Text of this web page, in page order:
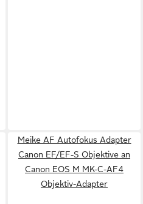
Meike AF Autofokus Adapter
Canon EF/EF-S Objektive an
Canon EOS M MK-C-AF4
Objektiv-Adapter